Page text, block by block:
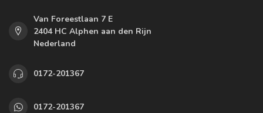
Van Foreestlaan 7 E
2404 HC Alphen aan den Rijn
Nederland
0172-201367
0172-201367